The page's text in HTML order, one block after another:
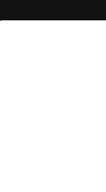
SEIS FUNÇÕES